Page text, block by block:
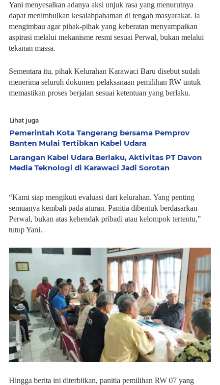
Yani menyesalkan adanya aksi unjuk rasa yang menurutnya
dapat menimbulkan kesalahpahaman di tengah masyarakat. Ia
mengimbau agar pihak-pihak yang keberatan menyampaikan
aspirasi melalui mekanisme resmi sesuai Perwal, bukan melalui
tekanan massa.
Sementara itu, pihak Kelurahan Karawaci Baru disebut sudah
menerima seluruh dokumen pelaksanaan pemilihan RW untuk
memastikan proses berjalan sesuai ketentuan yang berlaku.
Lihat juga
Pemerintah Kota Tangerang bersama Pemprov
Banten Mulai Tertibkan Kabel Udara
Larangan Kabel Udara Berlaku, Aktivitas PT Davon
Media Teknologi di Karawaci Jadi Sorotan
“Kami siap mengikuti evaluasi dari kelurahan. Yang penting
semuanya kembali pada aturan. Panitia dibentuk berdasarkan
Perwal, bukan atas kehendak pribadi atau kelompok tertentu,”
tutup Yani.
Hingga berita ini diterbitkan, panitia pemilihan RW 07 yang